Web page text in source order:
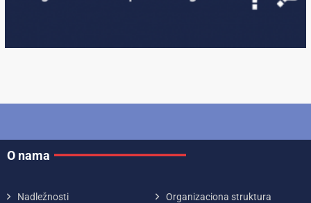
O nama
Nadležnosti Organizaciona struktura